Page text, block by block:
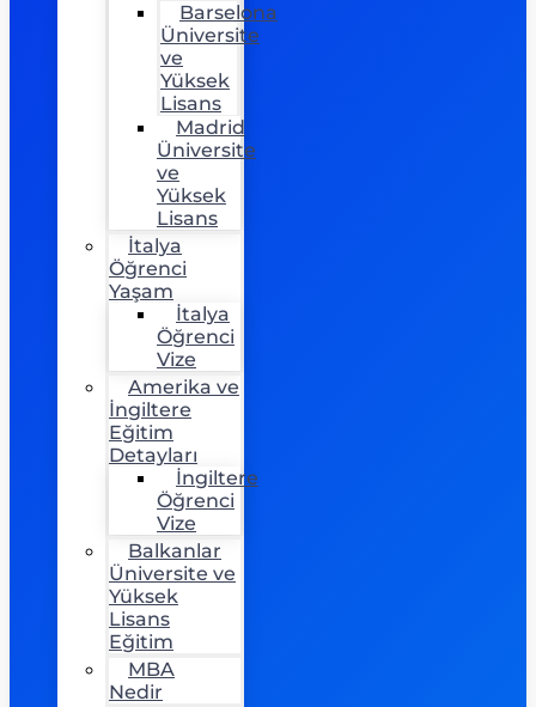
Barselona
Üniversite
ve
Yüksek
Lisans
Madrid
Üniversite
ve
Yüksek
Lisans
İtalya
Öğrenci
Yaşam
İtalya
Öğrenci
Vize
Amerika ve
İngiltere
Eğitim
Detayları
İngiltere
Öğrenci
Vize
Balkanlar
Üniversite ve
Yüksek
Lisans
Eğitim
MBA
Nedir